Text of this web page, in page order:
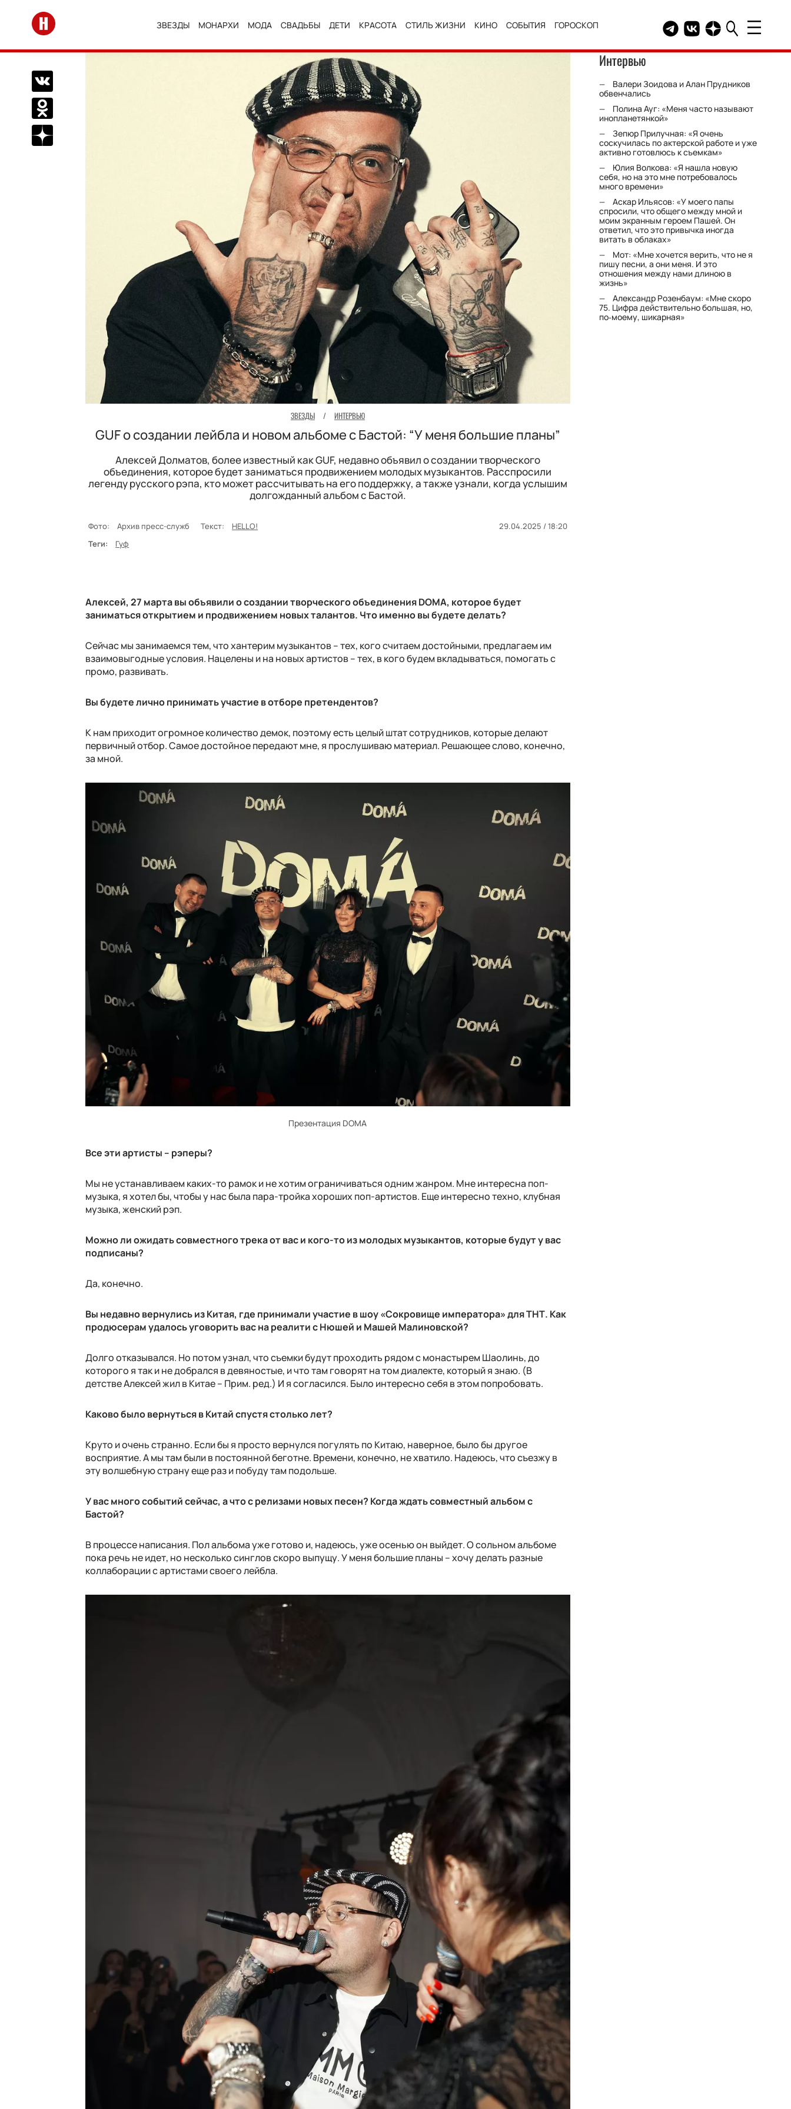
Перейти на главную
ЗВЕЗДЫ МОНАРХИ МОДА СВАДЬБЫ ДЕТИ КРАСОТА СТИЛЬ ЖИЗНИ КИНО СОБЫТИЯ ГОРОСКОП Telegram канал HELLO
Группа HELLO
Канал HELLO в
Поделиться Вконтакте
Поделиться в Одноклассниках
Подписаться на нас в Дзен
ЗВЕЗДЫ / ИНТЕРВЬЮ
GUF о создании лейбла и новом альбоме с Бастой: “У меня большие планы”
Алексей Долматов, более известный как GUF, недавно объявил о создании творческого
объединения, которое будет заниматься продвижением молодых музыкантов. Расспросили
легенду русского рэпа, кто может рассчитывать на его поддержку, а также узнали, когда услышим
долгожданный альбом с Бастой.
Фото: Архив пресс-служб Текст: HELLO!
29.04.2025 / 18:20
Теги:
Гуф
Алексей, 27 марта вы объявили о создании творческого объединения DOMA, которое будет
заниматься открытием и продвижением новых талантов. Что именно вы будете делать?
Сейчас мы занимаемся тем, что хантерим музыкантов – тех, кого считаем достойными, предлагаем им
взаимовыгодные условия. Нацелены и на новых артистов – тех, в кого будем вкладываться, помогать c
промо, развивать.
Вы будете лично принимать участие в отборе претендентов?
К нам приходит огромное количество демок, поэтому есть целый штат сотрудников, которые делают
первичный отбор. Самое достойное передают мне, я прослушиваю материал. Решающее слово, конечно,
за мной.
Презентация DOMA
Все эти артисты – рэперы?
Мы не устанавливаем каких-то рамок и не хотим ограничиваться одним жанром. Мне интересна поп-
музыка, я хотел бы, чтобы у нас была пара-тройка хороших поп-артистов. Еще интересно техно, клубная
музыка, женский рэп.
Можно ли ожидать совместного трека от вас и кого-то из молодых музыкантов, которые будут у вас
подписаны?
Да, конечно.
Вы недавно вернулись из Китая, где принимали участие в шоу «Сокровище императора» для ТНТ. Как
продюсерам удалось уговорить вас на реалити с Нюшей и Машей Малиновской?
Долго отказывался. Но потом узнал, что съемки будут проходить рядом с монастырем Шаолинь, до
которого я так и не добрался в девяностые, и что там говорят на том диалекте, который я знаю. (В
детстве Алексей жил в Китае – Прим. ред.) И я согласился. Было интересно себя в этом попробовать.
Каково было вернуться в Китай спустя столько лет?
Круто и очень странно. Если бы я просто вернулся погулять по Китаю, наверное, было бы другое
восприятие. А мы там были в постоянной беготне. Времени, конечно, не хватило. Надеюсь, что съезжу в
эту волшебную страну еще раз и побуду там подольше.
У вас много событий сейчас, а что с релизами новых песен? Когда ждать совместный альбом с
Бастой?
В процессе написания. Пол альбома уже готово и, надеюсь, уже осенью он выйдет. О сольном альбоме
пока речь не идет, но несколько синглов скоро выпущу. У меня большие планы – хочу делать разные
коллаборации с артистами своего лейбла.
Интервью
Валери Зоидова и Алан Прудников
обвенчались
Полина Ауг: «Меня часто называют
инопланетянкой»
Зепюр Прилучная: «Я очень
соскучилась по актерской работе и уже
активно готовлюсь к съемкам»
Юлия Волкова: «Я нашла новую
себя, но на это мне потребовалось
много времени»
Аскар Ильясов: «У моего папы
спросили, что общего между мной и
моим экранным героем Пашей. Он
ответил, что это привычка иногда
витать в облаках»
Мот: «Мне хочется верить, что не я
пишу песни, а они меня. И это
отношения между нами длиною в
жизнь»
Александр Розенбаум: «Мне скоро
75. Цифра действительно большая, но,
по‑моему, шикарная»